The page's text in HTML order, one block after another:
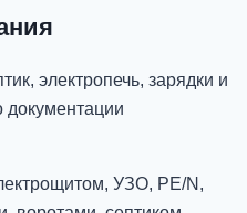
электропечь, зарядки и
документации
УЗО, PE/N,